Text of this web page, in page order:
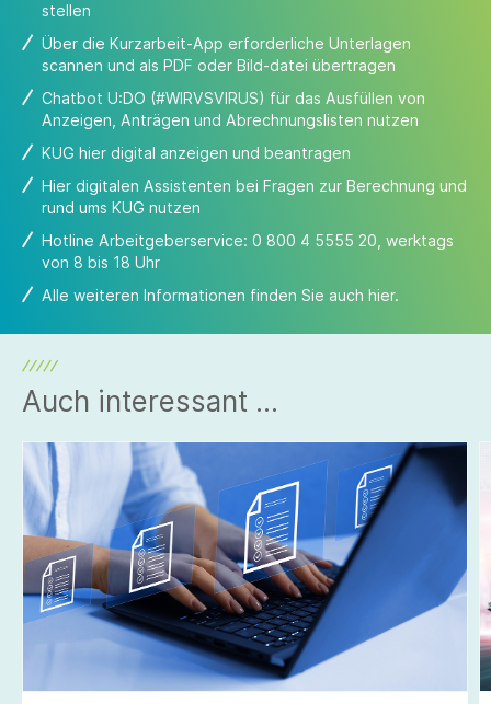
stellen
Über die Kurzarbeit-App erforderliche Unterlagen
scannen und als PDF oder Bild-datei übertragen
Chatbot U:DO (#WIRVSVIRUS) für das Ausfüllen von
Anzeigen, Anträgen und Abrechnungslisten nutzen
KUG hier digital anzeigen und beantragen
Hier digitalen Assistenten bei Fragen zur Berechnung und
rund ums KUG nutzen
Hotline Arbeitgeberservice: 0 800 4 5555 20, werktags
von 8 bis 18 Uhr
Alle weiteren Informationen finden Sie auch hier.
Auch interessant ...